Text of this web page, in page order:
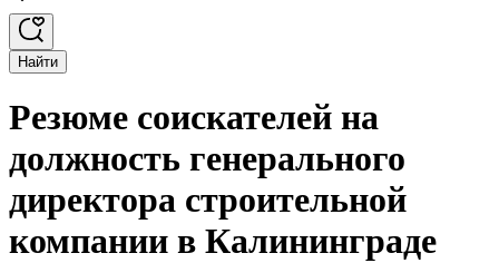
Найти
Резюме соискателей на
должность генерального
директора строительной
компании в Калининграде